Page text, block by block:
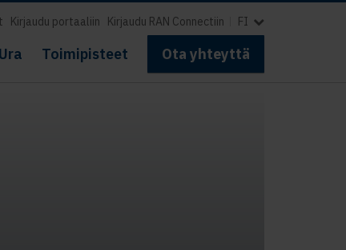
Ura Toimipisteet Ota yhteyttä
Kirjaudu portaaliin Kirjaudu RAN Connectiin FI